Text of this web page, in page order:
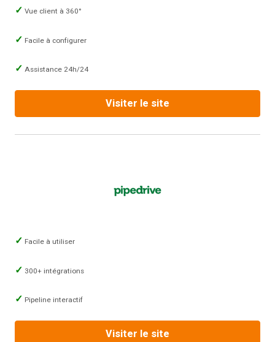
Vue client à 360°
Facile à configurer
Assistance 24h/24
Visiter le site
Facile à utiliser
300+ intégrations
Pipeline interactif
Visiter le site